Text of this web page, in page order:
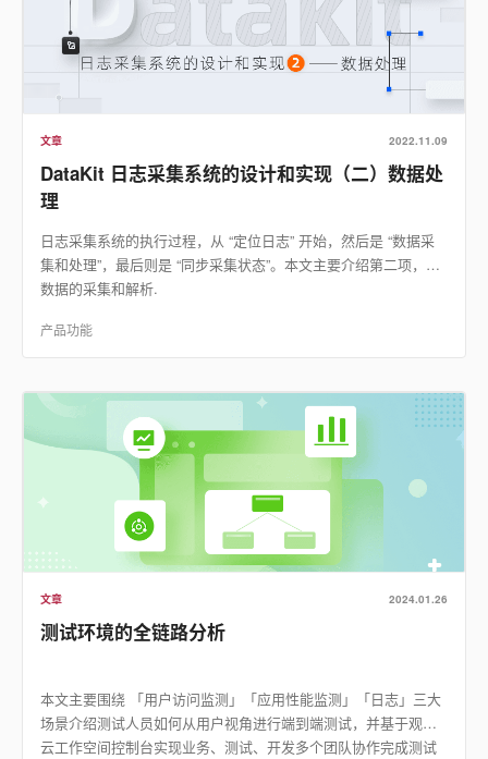
文章 2022.11.09
DataKit 日志采集系统的设计和实现（二）数据处
理
日志采集系统的执行过程，从 “定位日志” 开始，然后是 “数据采
集和处理”，最后则是 “同步采集状态”。本文主要介绍第二项，即
数据的采集和解析.
产品功能
文章 2024.01.26
测试环境的全链路分析
本文主要围绕 「用户访问监测」「应用性能监测」「日志」三大
场景介绍测试人员如何从用户视角进行端到端测试，并基于观测
云工作空间控制台实现业务、测试、开发多个团队协作完成测试